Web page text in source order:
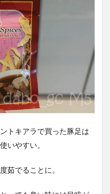
トキアラで買った豚足は
いやすい。
茹でることに。